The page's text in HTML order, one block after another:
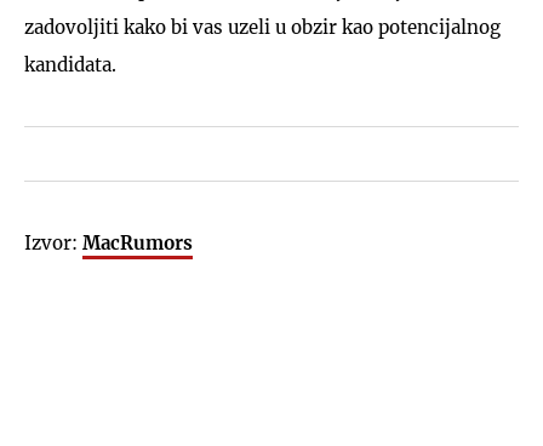
zadovoljiti kako bi vas uzeli u obzir kao potencijalnog
kandidata.
Izvor: MacRumors